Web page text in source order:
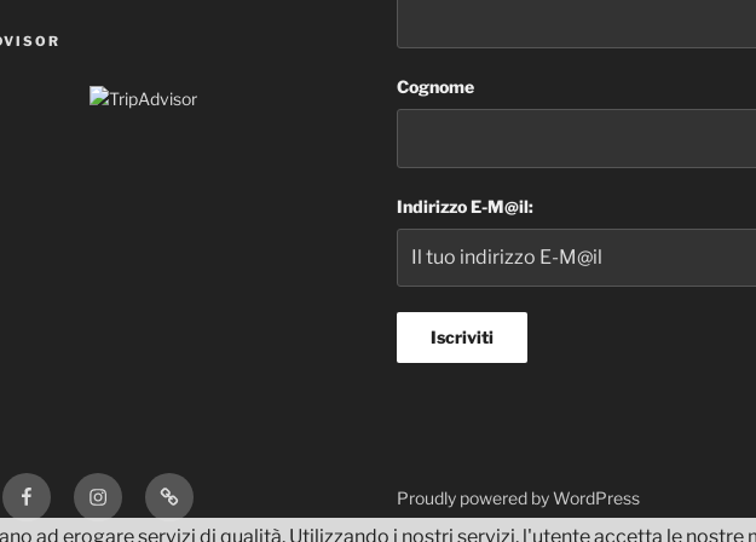
Cognome
Indirizzo E-M@il:
FacebookInstagramTripAdvisor Proudly powered by WordPress
ad erogare servizi di qualità. Utilizzando i nostri servizi, l'utente accetta le nostre